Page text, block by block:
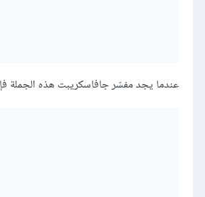
عندما يجد مفسّر جافاسكريبت هذه الجملة